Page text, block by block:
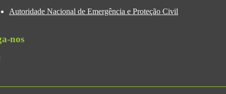
Autoridade Nacional de Emergência e Proteção Civil
nos